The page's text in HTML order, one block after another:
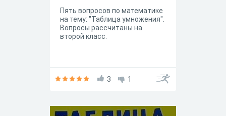
Пять вопросов по математике
на тему: "Таблица умножения".
Вопросы рассчитаны на
второй класс.
3 1